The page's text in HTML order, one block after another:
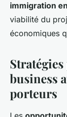
immigration
viabilité du
économiques
business
porteurs